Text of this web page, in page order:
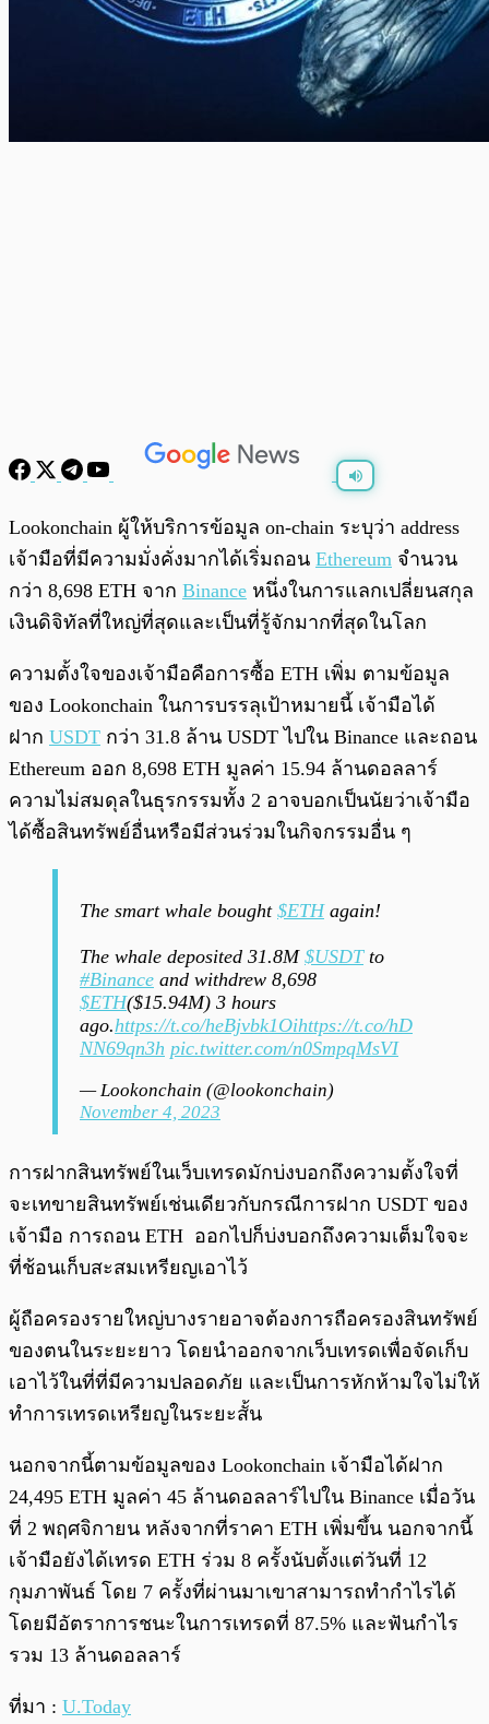
0:00
Lookonchain ผู้ให้บริการข้อมูล on-chain ระบุว่า address
เจ้ามือที่มีความมั่งคั่งมากได้เริ่มถอน Ethereum จำนวน
กว่า 8,698 ETH จาก Binance หนึ่งในการแลกเปลี่ยนสกุล
เงินดิจิทัลที่ใหญ่ที่สุดและเป็นที่รู้จักมากที่สุดในโลก
ความตั้งใจของเจ้ามือคือการซื้อ ETH เพิ่ม ตามข้อมูล
ของ Lookonchain ในการบรรลุเป้าหมายนี้ เจ้ามือได้
ฝาก USDT กว่า 31.8 ล้าน USDT ไปใน Binance และถอน
Ethereum ออก 8,698 ETH มูลค่า 15.94 ล้านดอลลาร์
ความไม่สมดุลในธุรกรรมทั้ง 2 อาจบอกเป็นนัยว่าเจ้ามือ
ได้ซื้อสินทรัพย์อื่นหรือมีส่วนร่วมในกิจกรรมอื่น ๆ
The smart whale bought $ETHagain!
The whale deposited 31.8M $USDTto
#Binance and withdrew 8,698
$ETH($15.94M) 3 hours
ago.https://t.co/heBjvbk1Oihttps://t.co/hD
NN69qn3h pic.twitter.com/n0SmpqMsVI
— Lookonchain (@lookonchain)
November 4, 2023
การฝากสินทรัพย์ในเว็บเทรดมักบ่งบอกถึงความตั้งใจที่
จะเทขายสินทรัพย์เช่นเดียวกับกรณีการฝาก USDT ของ
เจ้ามือ การถอน ETH ออกไปก็บ่งบอกถึงความเต็มใจจะ
ที่ช้อนเก็บสะสมเหรียญเอาไว้
ผู้ถือครองรายใหญ่บางรายอาจต้องการถือครองสินทรัพย์
ของตนในระยะยาว โดยนำออกจากเว็บเทรดเพื่อจัดเก็บ
เอาไว้ในที่ที่มีความปลอดภัย และเป็นการหักห้ามใจไม่ให้
ทำการเทรดเหรียญในระยะสั้น
นอกจากนี้ตามข้อมูลของ Lookonchain เจ้ามือได้ฝาก
24,495 ETH มูลค่า 45 ล้านดอลลาร์ไปใน Binance เมื่อวัน
ที่ 2 พฤศจิกายน หลังจากที่ราคา ETH เพิ่มขึ้น นอกจากนี้
เจ้ามือยังได้เทรด ETH ร่วม 8 ครั้งนับตั้งแต่วันที่ 12
กุมภาพันธ์ โดย 7 ครั้งที่ผ่านมาเขาสามารถทำกำไรได้
โดยมีอัตราการชนะในการเทรดที่ 87.5% และฟันกำไร
รวม 13 ล้านดอลลาร์
ที่มา : U.Today